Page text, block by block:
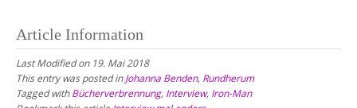
Article Information
Last Modified on 19. Mai 2018
This entry was posted inJohanna Benden, Rundherum
Tagged withBücherverbrennung, Interview, Iron-Man